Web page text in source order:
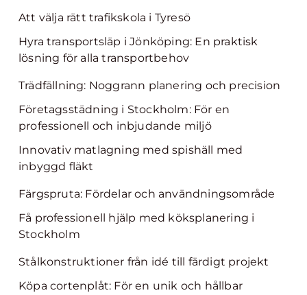
Att välja rätt trafikskola i Tyresö
Hyra transportsläp i Jönköping: En praktisk
lösning för alla transportbehov
Trädfällning: Noggrann planering och precision
Företagsstädning i Stockholm: För en
professionell och inbjudande miljö
Innovativ matlagning med spishäll med
inbyggd fläkt
Färgspruta: Fördelar och användningsområde
Få professionell hjälp med köksplanering i
Stockholm
Stålkonstruktioner från idé till färdigt projekt
Köpa cortenplåt: För en unik och hållbar